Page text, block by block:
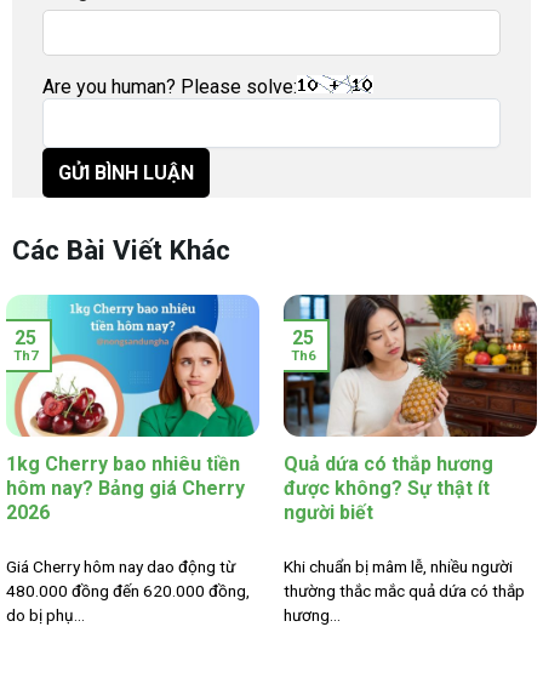
Are you human? Please solve:
Các Bài Viết Khác
1kg Cherry bao nhiêu tiền
hôm nay? Bảng giá Cherry
2026
Giá Cherry hôm nay dao động từ
480.000 đồng đến 620.000 đồng,
do bị phụ...
25
Th7
Quả dứa có thắp hương
được không? Sự thật ít
người biết
Khi chuẩn bị mâm lễ, nhiều người
thường thắc mắc quả dứa có thắp
hương...
25
Th6